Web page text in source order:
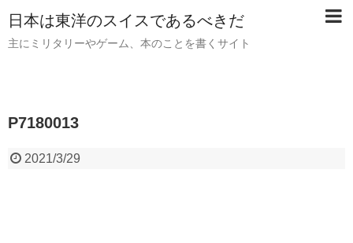
日本は東洋のスイスであるべきだ
主にミリタリーやゲーム、本のことを書くサイト
P7180013
2021/3/29